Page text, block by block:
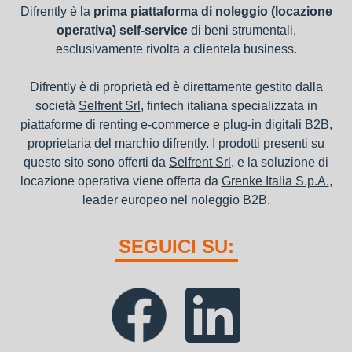
Difrently è la prima piattaforma di noleggio (locazione
operativa) self-servicedi beni strumentali,
esclusivamente rivolta a clientela business.
Difrently è di proprietà ed è direttamente gestito dalla
società Selfrent Srl , fintech italiana specializzata in
piattaforme di renting e-commerce e plug-in digitali B2B,
proprietaria del marchio difrently. I prodotti presenti su
questo sito sono offerti da Selfrent Srl . e la soluzione di
locazione operativa viene offerta da Grenke Italia S.p.A.,
leader europeo nel noleggio B2B.
SEGUICI SU: